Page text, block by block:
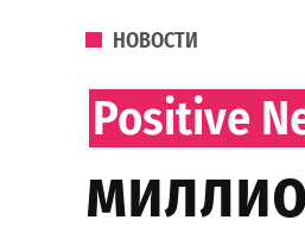
ОПУБЛИКОВАНО В
НОВОСТИ